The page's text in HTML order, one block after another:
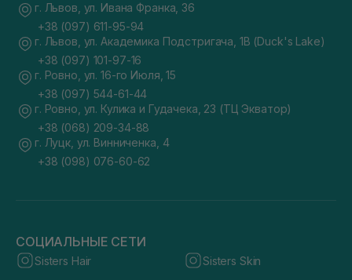
г. Львов, ул. Ивана Франка, 36
+38 (097) 611-95-94
г. Львов, ул. Академика Подстригача, 1В (Duck's Lake)
+38 (097) 101-97-16
г. Ровно, ул. 16-го Июля, 15
+38 (097) 544-61-44
г. Ровно, ул. Кулика и Гудачека, 23 (ТЦ Экватор)
+38 (068) 209-34-88
г. Луцк, ул. Винниченка, 4
+38 (098) 076-60-62
СОЦИАЛЬНЫЕ СЕТИ
Sisters Hair Sisters Skin